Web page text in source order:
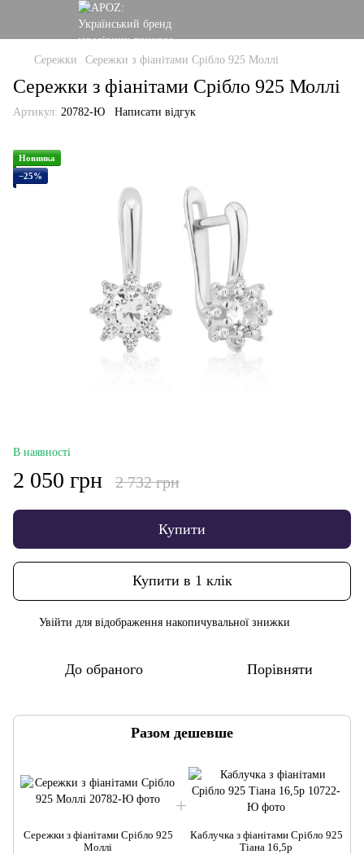
Сережки Сережки з фіанітами Срібло 925 Моллі
Сережки з фіанітами Срібло 925 Моллі
Артикул: 20782-Ю Написати відгук
Новинка
−25%
В наявності
2 050 грн 2 732 грн
Купити
Купити в 1 клік
Увійти для відображення накопичувальної знижки
До обраного Порівняти
Разом дешевше
Сережки з фіанітами Срібло 925
Моллі
Каблучка з фіанітами Срібло 925
Тіана 16,5р